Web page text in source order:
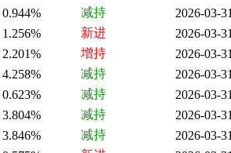
0.944% 减持
2026-03-31
1.256% 新进
2026-03-31
2.201% 增持
2026-03-31
4.258% 减持
2026-03-31
0.623% 减持
2026-03-31
3.804% 减持
2026-03-31
3.846% 减持
2026-03-31